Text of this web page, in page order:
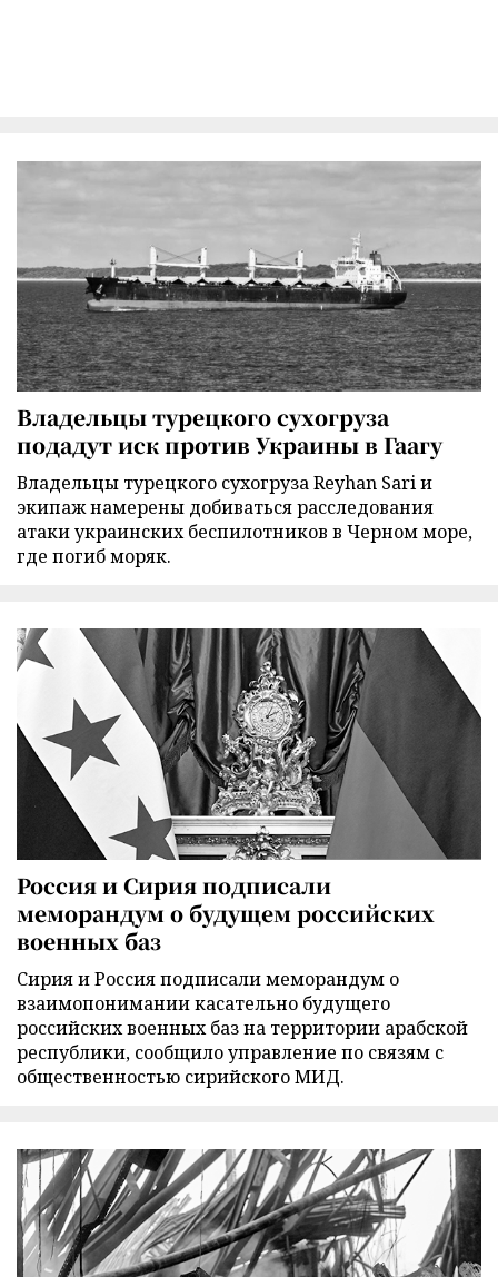
Владельцы турецкого сухогруза
подадут иск против Украины в Гаагу
Владельцы турецкого сухогруза Reyhan Sari и
экипаж намерены добиваться расследования
атаки украинских беспилотников в Черном море,
где погиб моряк.
Россия и Сирия подписали
меморандум о будущем российских
военных баз
Сирия и Россия подписали меморандум о
взаимопонимании касательно будущего
российских военных баз на территории арабской
республики, сообщило управление по связям с
общественностью сирийского МИД.